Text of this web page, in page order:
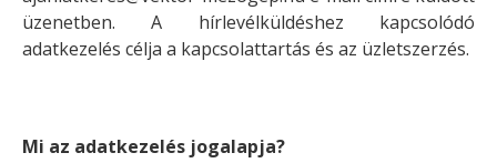
üzenetben. A hírlevélküldéshez kapcsolódó
adatkezelés célja a kapcsolattartás és az üzletszerzés.
Mi az adatkezelés jogalapja?